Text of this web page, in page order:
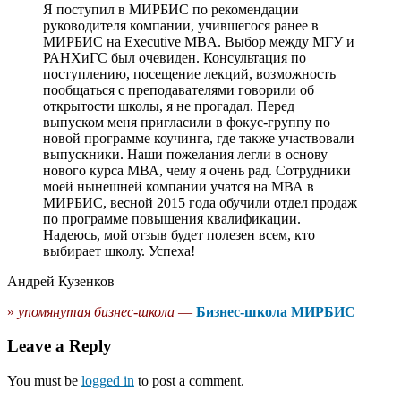
Я поступил в МИРБИС по рекомендации
руководителя компании, учившегося ранее в
МИРБИС на Executive MBA. Выбор между МГУ и
РАНХиГС был очевиден. Консультация по
поступлению, посещение лекций, возможность
пообщаться с преподавателями говорили об
открытости школы, я не прогадал. Перед
выпуском меня пригласили в фокус-группу по
новой программе коучинга, где также участвовали
выпускники. Наши пожелания легли в основу
нового курса МВА, чему я очень рад. Сотрудники
моей нынешней компании учатся на МВА в
МИРБИС, весной 2015 года обучили отдел продаж
по программе повышения квалификации.
Надеюсь, мой отзыв будет полезен всем, кто
выбирает школу. Успеха!
Андрей Кузенков
» упомянутая бизнес-школа — Бизнес-школа МИРБИС
Leave a Reply
You must be logged in to post a comment.